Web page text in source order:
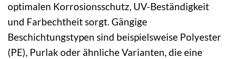
optimalen Korrosionsschutz, UV-Beständigkeit
und Farbechtheit sorgt. Gängige
Beschichtungstypen sind beispielsweise Polyester
(PE), Purlak oder ähnliche Varianten, die eine